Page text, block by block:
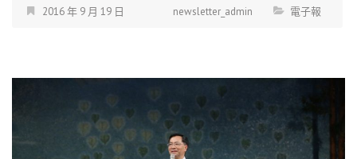
2016 年 9 月 19 日 newsletter_admin 電子報